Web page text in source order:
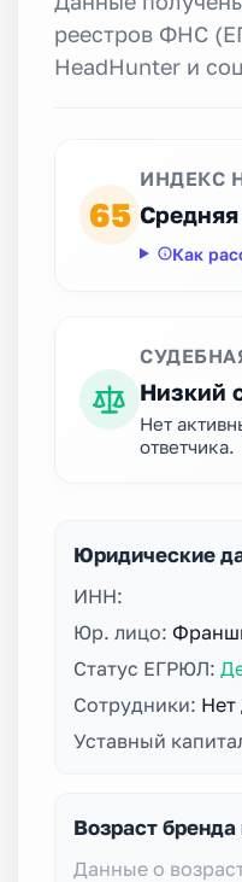
реестров ФНС
HeadHunter и
65
ИНДЕКС
Средняя
Как
Низкий
Нет
ответчика.
Юридические
ИНН:
Юр. лицо:
Статус ЕГРЮЛ:
Сотрудники: Нет
Уставный
Возраст бренда
Данные о